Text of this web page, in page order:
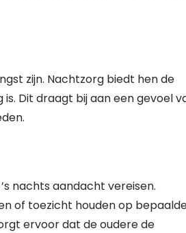
zijn. Nachtzorg biedt hen de
Dit draagt bij aan een gevoel
nachts aandacht vereisen.
of toezicht houden op
ervoor dat de oudere de